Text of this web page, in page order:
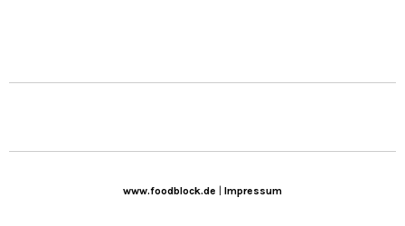
www.foodblock.de | Impressum